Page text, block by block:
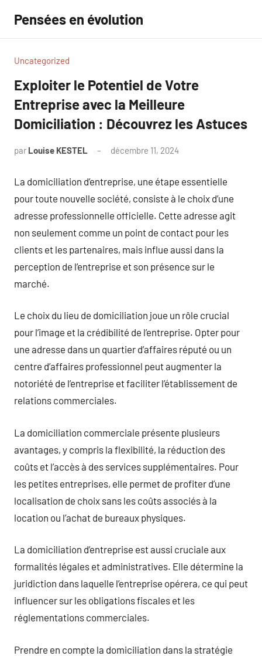
contenu
Pensées en évolution
Uncategorized
Exploiter le Potentiel de Votre
Entreprise avec la Meilleure
Domiciliation : Découvrez les Astuces
par Louise KESTEL décembre 11, 2024
La domiciliation d’entreprise, une étape essentielle
pour toute nouvelle société, consiste à le choix d’une
adresse professionnelle officielle. Cette adresse agit
non seulement comme un point de contact pour les
clients et les partenaires, mais influe aussi dans la
perception de l’entreprise et son présence sur le
marché.
Le choix du lieu de domiciliation joue un rôle crucial
pour l’image et la crédibilité de l’entreprise. Opter pour
une adresse dans un quartier d’affaires réputé ou un
centre d’affaires professionnel peut augmenter la
notoriété de l’entreprise et faciliter l’établissement de
relations commerciales.
La domiciliation commerciale présente plusieurs
avantages, y compris la flexibilité, la réduction des
coûts et l’accès à des services supplémentaires. Pour
les petites entreprises, elle permet de profiter d’une
localisation de choix sans les coûts associés à la
location ou l’achat de bureaux physiques.
La domiciliation d’entreprise est aussi cruciale aux
formalités légales et administratives. Elle détermine la
juridiction dans laquelle l’entreprise opérera, ce qui peut
influencer sur les obligations fiscales et les
réglementations commerciales.
Prendre en compte la domiciliation dans la stratégie